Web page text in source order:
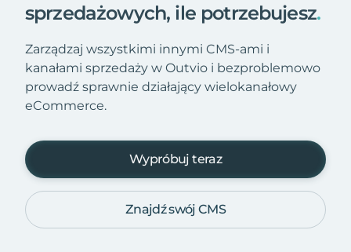
sprzedażowych, ile potrzebujesz.
Zarządzaj wszystkimi innymi CMS-ami i
kanałami sprzedaży w Outvio i bezproblemowo
prowadź sprawnie działający wielokanałowy
eCommerce.
Wypróbuj teraz
Znajdź swój CMS